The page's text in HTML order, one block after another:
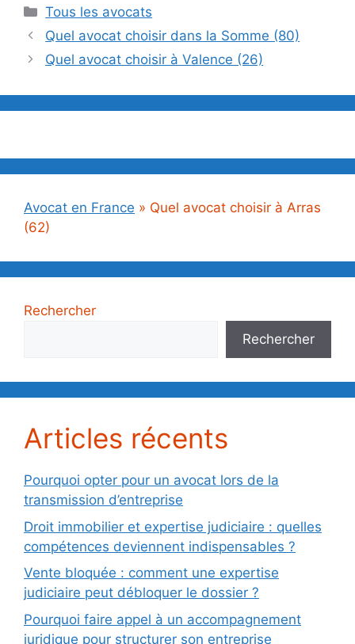
Catégories
Tous les avocats
Quel avocat choisir dans la Somme (80)
Quel avocat choisir à Valence (26)
Avocat en France » Quel avocat choisir à Arras
(62)
Rechercher
Rechercher
Articles récents
Pourquoi opter pour un avocat lors de la
transmission d’entreprise
Droit immobilier et expertise judiciaire : quelles
compétences deviennent indispensables ?
Vente bloquée : comment une expertise
judiciaire peut débloquer le dossier ?
Pourquoi faire appel à un accompagnement
juridique pour structurer son entreprise